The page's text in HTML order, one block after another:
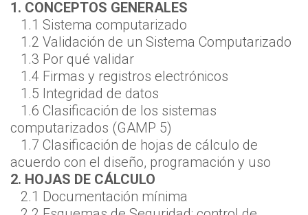
1. CONCEPTOS GENERALES
1.1 Sistema computarizado
1.2 Validación de un Sistema Computarizado
1.3 Por qué validar
1.4 Firmas y registros electrónicos
1.5 Integridad de datos
1.6 Clasificación de los sistemas
computarizados (GAMP 5)
1.7 Clasificación de hojas de cálculo de
acuerdo con el diseño, programación y uso
2. HOJAS DE CÁLCULO
2.1 Documentación mínima